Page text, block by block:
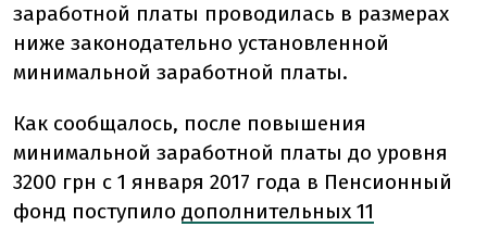
заработной платы проводилась в размерах
ниже законодательно установленной
минимальной заработной платы.
Как сообщалось, после повышения
минимальной заработной платы до уровня
3200 грн с 1 января 2017 года в Пенсионный
фонд поступило дополнительных 11